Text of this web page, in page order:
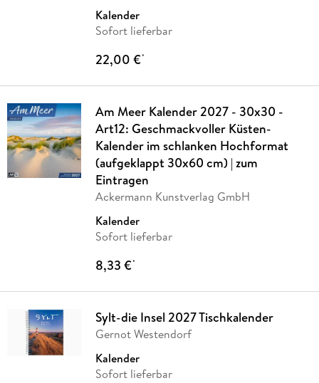
Kalender
Sofort lieferbar
22,00 €*
Am Meer Kalender 2027 - 30x30 -
Art12: Geschmackvoller Küsten-
Kalender im schlanken Hochformat
(aufgeklappt 30x60 cm) | zum
Eintragen
Ackermann Kunstverlag GmbH
Kalender
Sofort lieferbar
8,33 €*
Sylt-die Insel 2027 Tischkalender
Gernot Westendorf
Kalender
Sofort lieferbar